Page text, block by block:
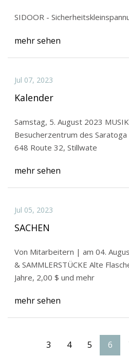
SIDOOR -
mehr sehen
Jul 07, 2023
Kalender
Samstag, 5. August 2023
Besucherzentrum des
648 Route 32, Stillwate
mehr sehen
Jul 05, 2023
SACHEN
Von Mitarbeitern | am 04. August 2023 ANTIQUITÄTEN
& SAMMLERSTÜCKE Alte
Jahre, 2,00 $ und mehr
mehr sehen
3 4 5 6